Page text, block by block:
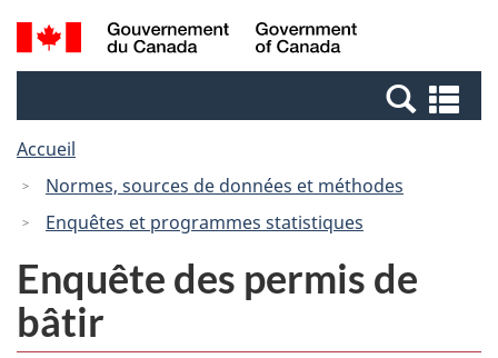
Passer
au
Passer
à
Canada
Recherche
et
et
Accueil
Normes, sources de données et méthodes
Enquêtes et programmes statistiques
Enquête des permis de
bâtir